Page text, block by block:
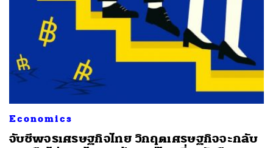
Economics
จับชีพจรเศรษฐกิจไทย วิกฤตเศรษฐกิจจะกลับ